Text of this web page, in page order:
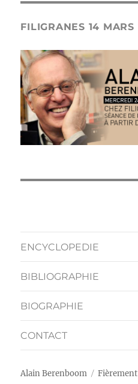
FILIGRANES 14 MARS
ENCYCLOPEDIE
BIBLIOGRAPHIE
BIOGRAPHIE
CONTACT
Alain Berenboom